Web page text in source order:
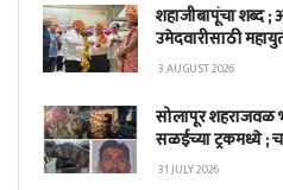
शहाजीबापूंचा शब्द ;
उमेदवारीसाठी
3 AUGUST 2026
सोलापूर शहराजवळ
सळईच्या ट्रकमध्ये ;
31 JULY 2026